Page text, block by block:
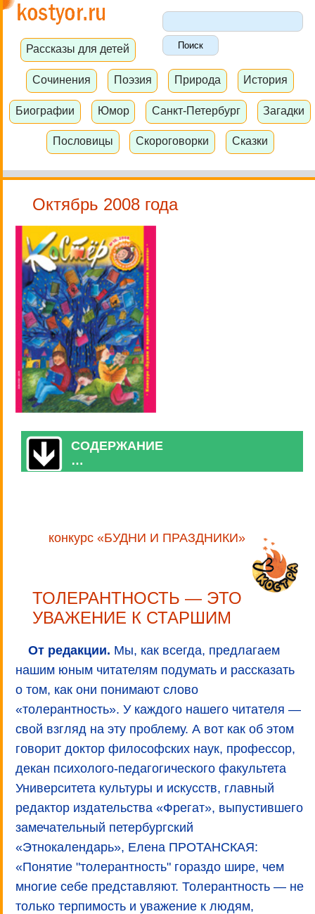
Рассказы для детей
Сочинения Поэзия Природа История
Биографии Юмор Санкт-Петербург Загадки
Пословицы Скороговорки Сказки
Октябрь 2008 года
СОДЕРЖАНИЕ
…
конкурс «БУДНИ И ПРАЗДНИКИ»
ТОЛЕРАНТНОСТЬ — ЭТО
УВАЖЕНИЕ К СТАРШИМ
От редакции. Мы, как всегда, предлагаем
нашим юным читателям подумать и рассказать
о том, как они понимают слово
«толерантность». У каждого нашего читателя —
свой взгляд на эту проблему. А вот как об этом
говорит доктор философских наук, профессор,
декан психолого-педагогического факультета
Университета культуры и искусств, главный
редактор издательства «Фрегат», выпустившего
замечательный петербургский
«Этнокалендарь», Елена ПРОТАНСКАЯ:
«Понятие "толерантность" гораздо шире, чем
многие себе представляют. Толерантность — не
только терпимость и уважение к людям,